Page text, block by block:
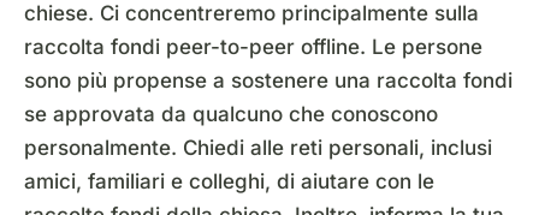
chiese. Ci concentreremo principalmente sulla
raccolta fondi peer-to-peer offline. Le persone
sono più propense a sostenere una raccolta fondi
se approvata da qualcuno che conoscono
personalmente. Chiedi alle reti personali, inclusi
amici, familiari e colleghi, di aiutare con le